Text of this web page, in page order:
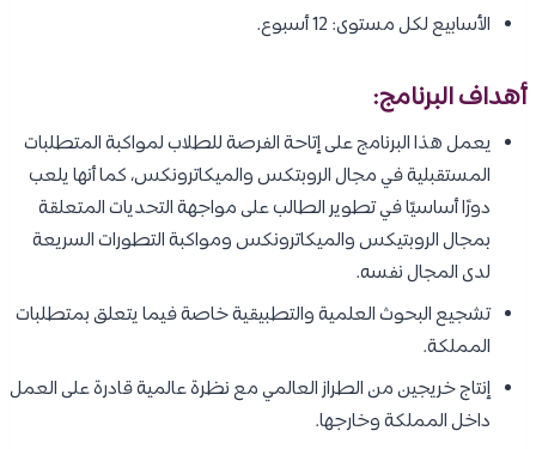
الأسابيع لكل مستوى: 12 أسبوع.
أهداف البرنامج:
يعمل هذا البرنامج على إتاحة الفرصة للطلاب لمواكبة المتطلبات
المستقبلية في مجال الروبتكس والميكاترونكس، كما أنها يلعب
دورًا أساسيًا في تطوير الطالب على مواجهة التحديات المتعلقة
بمجال الروبتيكس والميكاترونكس ومواكبة التطورات السريعة
لدى المجال نفسه.
تشجيع البحوث العلمية والتطبيقية خاصة فيما يتعلق بمتطلبات
المملكة.
إنتاج خريجين من الطراز العالمي مع نظرة عالمية قادرة على العمل
داخل المملكة وخارجها.